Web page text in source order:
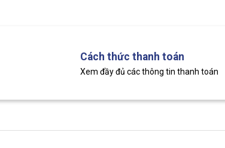
Cách thức thanh toán
Xem đầy đủ các thông tin thanh toán